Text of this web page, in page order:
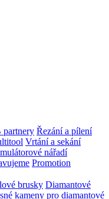
partnery Řezání a pílení
Vrtání a sekání
nářadí
Promotion
brusky Diamantové
kameny pro diamantové